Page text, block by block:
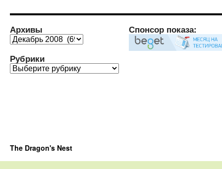
Архивы
Архивы
Рубрики
Рубрики
Спонсор показа:
The Dragon's Nest